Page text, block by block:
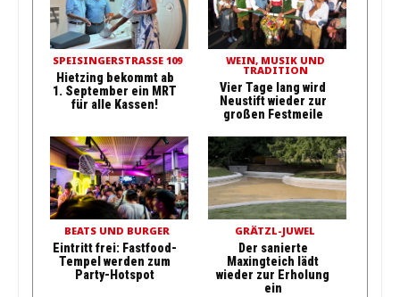
SPEISINGERSTRASSE 109
Hietzing bekommt ab
1. September ein MRT
für alle Kassen!
WEIN, MUSIK UND
TRADITION
Vier Tage lang wird
Neustift wieder zur
großen Festmeile
BEATS UND BURGER
Eintritt frei: Fastfood-
Tempel werden zum
Party-Hotspot
GRÄTZL-JUWEL
Der sanierte
Maxingteich lädt
wieder zur Erholung
ein